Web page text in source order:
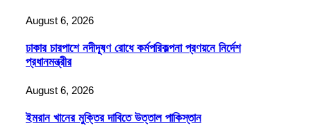
August 6, 2026
ঢাকার চারপাশে নদীদূষণ রোধে কর্মপরিকল্পনা প্রণয়নে নির্দেশ
প্রধানমন্ত্রীর
August 6, 2026
ইমরান খানের মুক্তির দাবিতে উত্তাল পাকিস্তান